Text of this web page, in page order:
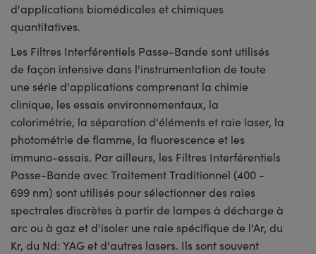
d'applications biomédicales et chimiques
quantitatives.
Les Filtres Interférentiels Passe-Bande sont utilisés
de façon intensive dans l'instrumentation de toute
une série d'applications comprenant la chimie
clinique, les essais environnementaux, la
colorimétrie, la séparation d'éléments et raie laser, la
photométrie de flamme, la fluorescence et les
immuno-essais. Par ailleurs, les Filtres Interférentiels
Passe-Bande avec Traitement Traditionnel (400 -
699 nm) sont utilisés pour sélectionner des raies
spectrales discrètes à partir de lampes à décharge à
arc ou à gaz et d'isoler une raie spécifique de l'Ar, du
Kr, du Nd: YAG et d'autres lasers. Ils sont souvent